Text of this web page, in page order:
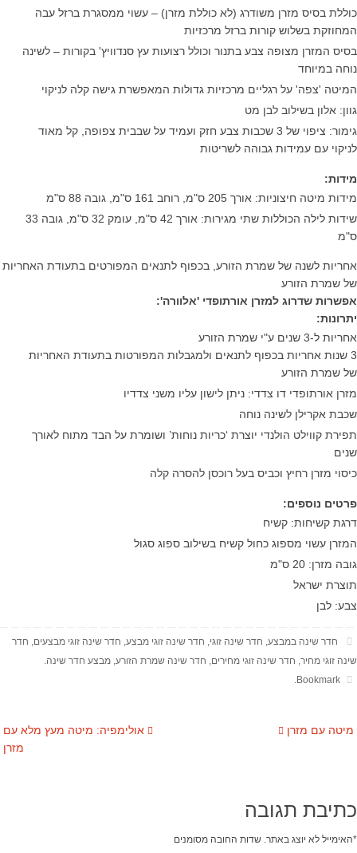
כוללת בסיס מזרן משודרג (לא כוללת מזרן) – עשוי ממסגרת ברזל עבה
המחוזקת בשלוש קורות ברזל מרכזיות
בסיס המזרן מצופה צבע בתנור וכולל רצועות עץ סנדוויץ' בקורות – לשינה
נוחה במיוחד
המיטה 'צפה' על רגליים מרכזיות גדולות המאפשרת גישה קלה לניקוי
גוון: אלון בשילוב לבן מט
גימור: ציפוי של 3 שכבות צבע חזק ועמיד על שבבית צפופה, קל מאוד
לניקוי עם עמידות גבוהה לשריטות
מידות:
מידות מיטה חיצוניות: אורך 205 ס"מ, רוחב 161 ס"מ, גובה 88 ס"מ
שידות לילה הכוללות שתי מגירות: אורך 42 ס"מ, עומק 32 ס"מ, גובה 33
ס"מ
אחריות לשנה של שמרת הזורע, בכפוף לתנאים המפורטים בתעודת האחריות
של שמרת הזורע
אפשרות שדרוג למזרן אורתופדי 'אלוורה':
יתרונות:
אחריות ל-3 שנים ע"י שמרת הזורע
3 שנות אחריות בכפוף לתנאים ולמגבלות המפורטות בתעודת האחריות
של שמרת הזורע
מזרן אורתופדי דו צדדי: ניתן לישון עליו משני צדדיו
שכבת אקרילן לשינה נוחה
תפירת קווילט הולנדי יוצרת ‘כריות נוחות’ ושומרת על הבד מתוח לאורך
שנים
כיסוי מזרן רחיץ וכביס בעל רוכסן להסרה קלה
פרטים נוספים:
דרגת קשיחות: קשיח
המזרן עשוי מספוג כחול קשיח בשילוב ספוג סגול
גובה מזרן: 20 ס"מ
תוצרת ישראל
צבע: לבן
חדר שינה במבצע, חדר שינה זוגי, חדר שינה זוגי מבצע, חדר שינה זוגי מבצעים, חדר
שינה זוגי מחיר, חדר שינה זוגי מחירים, חדר שינה שמרת הזורע, מבצע חדר שינה.
Bookmark
.
אולימפיה: מיטה מעץ מלא עם
מזרן
מיטה עם מזרן
כתיבת תגובה
האימייל לא יוצג באתר. שדות החובה מסומנים *